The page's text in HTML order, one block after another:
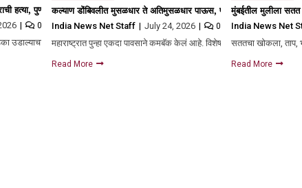
हत्या, पुण्यात गोळीबार अन् रक्तरंजित थरार
0
उडाल्याचा पाहिला मिळतोय. काही…
कल्याण डोंबिवलीत मुसळधार ते अतिमुसळधार पाऊस, पालघर आणि ठाण्याला रेड
India News Net Staff July 24, 2026 0
महाराष्ट्रात पुन्हा एकदा पावसाने कमबॅक केलं आहे. विशेष म्हणजे पालघर…
Read More
मुंबईतील मुलीला सतत
India News Net
सततचा खोकला,
Read More